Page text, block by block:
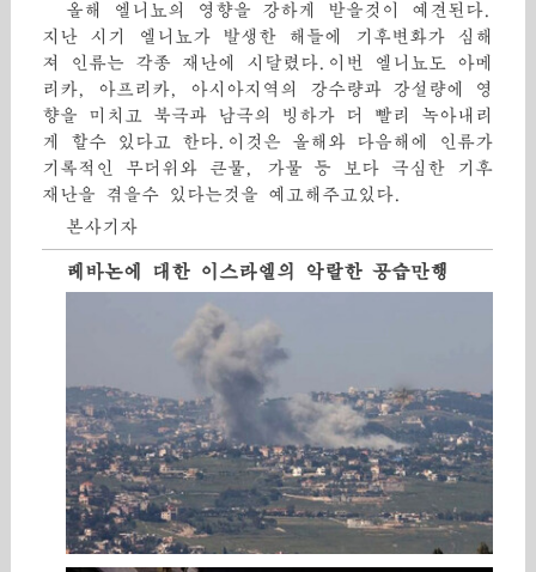
올해 엘니뇨의 영향을 강하게 받을것이 예견된다.
지난 시기 엘니뇨가 발생한 해들에 기후변화가 심해
져 인류는 각종 재난에 시달렸다.이번 엘니뇨도 아메
리카, 아프리카, 아시아지역의 강수량과 강설량에 영
향을 미치고 북극과 남극의 빙하가 더 빨리 녹아내리
게 할수 있다고 한다.이것은 올해와 다음해에 인류가
기록적인 무더위와 큰물, 가물 등 보다 극심한 기후
재난을 겪을수 있다는것을 예고해주고있다.
본사기자
레바논에 대한 이스라엘의 악랄한 공습만행